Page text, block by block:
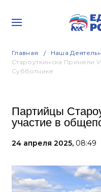
Главная Наша
Староуткинска Приняли
Субботнике
Партийцы
участие в
24 апреля 2025, 08:49